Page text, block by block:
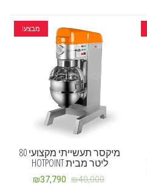
מבצע!
מיקסר תעשייתי מקצועי 80
ליטר מבית HOTPOINT
₪40,000
₪37,790